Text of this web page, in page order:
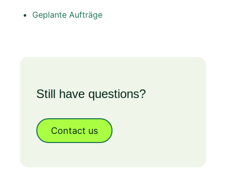
Geplante Aufträge
Still have questions?
Contact us